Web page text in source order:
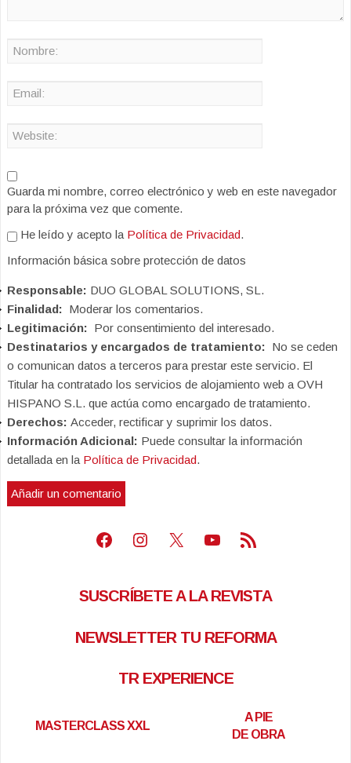
Guarda mi nombre, correo electrónico y web en este navegador
para la próxima vez que comente.
He leído y acepto la Política de Privacidad.
Información básica sobre protección de datos
Responsable: DUO GLOBAL SOLUTIONS, SL.
Finalidad: Moderar los comentarios.
Legitimación: Por consentimiento del interesado.
Destinatarios y encargados de tratamiento: No se ceden
o comunican datos a terceros para prestar este servicio. El
Titular ha contratado los servicios de alojamiento web a OVH
HISPANO S.L. que actúa como encargado de tratamiento.
Derechos: Acceder, rectificar y suprimir los datos.
Información Adicional: Puede consultar la información
detallada en la Política de Privacidad.
Facebook
Instagram
X Youtube
Feed RSS
SUSCRÍBETE A LA REVISTA
NEWSLETTER TU REFORMA
TR EXPERIENCE
MASTERCLASS XXL
A PIE
DE OBRA